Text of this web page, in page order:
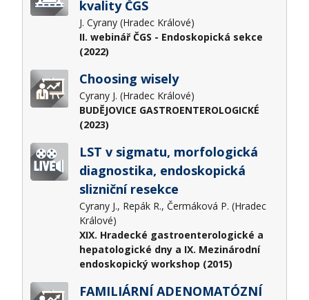
kvality ČGS
J. Cyrany (Hradec Králové)
II. webinář ČGS - Endoskopická sekce
(2022)
Choosing wisely
Cyrany J. (Hradec Králové)
BUDĚJOVICE GASTROENTEROLOGICKÉ
(2023)
LST v sigmatu, morfologická
diagnostika, endoskopická
slizniční resekce
Cyrany J., Repák R., Čermáková P. (Hradec
Králové)
XIX. Hradecké gastroenterologické a
hepatologické dny a IX. Mezinárodní
endoskopický workshop (2015)
FAMILIÁRNÍ ADENOMATÓZNÍ